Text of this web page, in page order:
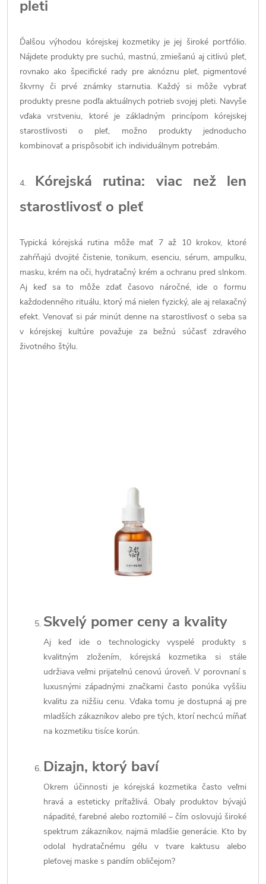
pleti
Ďalšou výhodou kórejskej kozmetiky je jej široké portfólio.
Nájdete produkty pre suchú, mastnú, zmiešanú aj citlivú pleť,
rovnako ako špecifické rady pre aknóznu pleť, pigmentové
škvrny či prvé známky starnutia. Každý si môže vybrať
produkty presne podľa aktuálnych potrieb svojej pleti. Navyše
vďaka vrstveniu, ktoré je základným princípom kórejskej
starostlivosti o pleť, možno produkty jednoducho
kombinovať a prispôsobiť ich individuálnym potrebám.
4. Kórejská rutina: viac než len
starostlivosť o pleť
Typická kórejská rutina môže mať 7 až 10 krokov, ktoré
zahŕňajú dvojité čistenie, tonikum, esenciu, sérum, ampulku,
masku, krém na oči, hydratačný krém a ochranu pred slnkom.
Aj keď sa to môže zdať časovo náročné, ide o formu
každodenného rituálu, ktorý má nielen fyzický, ale aj relaxačný
efekt. Venovať si pár minút denne na starostlivosť o seba sa
v kórejskej kultúre považuje za bežnú súčasť zdravého
životného štýlu.
Skvelý pomer ceny a kvality
Aj keď ide o technologicky vyspelé produkty s
kvalitným zložením, kórejská kozmetika si stále
udržiava veľmi prijateľnú cenovú úroveň. V porovnaní s
luxusnými západnými značkami často ponúka vyššiu
kvalitu za nižšiu cenu. Vďaka tomu je dostupná aj pre
mladších zákazníkov alebo pre tých, ktorí nechcú míňať
na kozmetiku tisíce korún.
Dizajn, ktorý baví
Okrem účinnosti je kórejská kozmetika často veľmi
hravá a esteticky príťažlivá. Obaly produktov bývajú
nápadité, farebné alebo roztomilé – čím oslovujú široké
spektrum zákazníkov, najmä mladšie generácie. Kto by
odolal hydratačnému gélu v tvare kaktusu alebo
pleťovej maske s pandím obličejom?